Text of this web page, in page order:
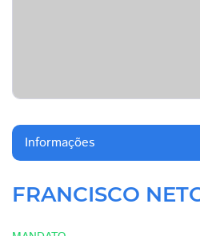
Informações
FRANCISCO